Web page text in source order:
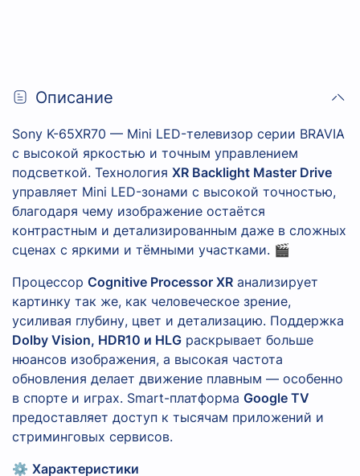
Описание
Sony K-65XR70 — Mini LED-телевизор серии BRAVIA
с высокой яркостью и точным управлением
подсветкой. Технология XR Backlight Master Drive
управляет Mini LED-зонами с высокой точностью,
благодаря чему изображение остаётся
контрастным и детализированным даже в сложных
сценах с яркими и тёмными участками. 🎬
Процессор Cognitive Processor XR анализирует
картинку так же, как человеческое зрение,
усиливая глубину, цвет и детализацию. Поддержка
Dolby Vision, HDR10 и HLG раскрывает больше
нюансов изображения, а высокая частота
обновления делает движение плавным — особенно
в спорте и играх. Smart-платформа Google TV
предоставляет доступ к тысячам приложений и
стриминговых сервисов.
⚙️ Характеристики